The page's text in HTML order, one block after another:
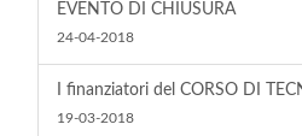
EVENTO DI CHIUSURA
24-04-2018
I finanziatori del CORSO DI
19-03-2018